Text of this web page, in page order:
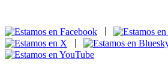
|